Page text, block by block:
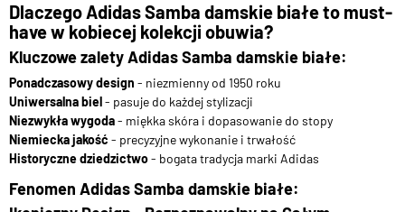
Dlaczego Adidas Samba damskie białe to must-
have w kobiecej kolekcji obuwia?
Kluczowe zalety Adidas Samba damskie białe:
Ponadczasowy design - niezmienny od 1950 roku
Uniwersalna biel- pasuje do każdej stylizacji
Niezwykła wygoda- miękka skóra i dopasowanie do stopy
Niemiecka jakość - precyzyjne wykonanie i trwałość
Historyczne dziedzictwo- bogata tradycja marki Adidas
Fenomen Adidas Samba damskie białe: